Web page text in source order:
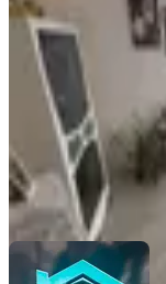
3+1
Turkuaz Emlak Murat
Ara